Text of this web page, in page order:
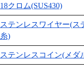
18クロム(SUS430)
ステンレスワイヤー(ス
糸)
ステンレスコイン(メダ